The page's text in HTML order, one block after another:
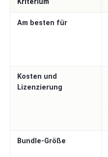
Kriterium
Am besten für
Kosten und
Lizenzierung
Bundle-Größe